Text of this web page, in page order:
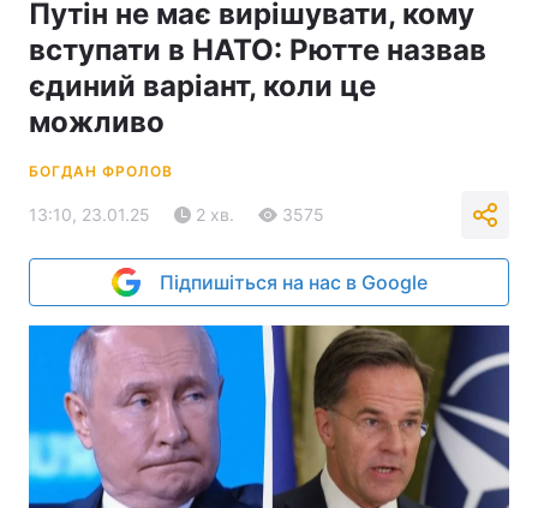
Путін не має вирішувати, кому
вступати в НАТО: Рютте назвав
єдиний варіант, коли це
можливо
БОГДАН ФРОЛОВ
13:10, 23.01.25 2 хв. 3575
Підпишіться на нас в Google